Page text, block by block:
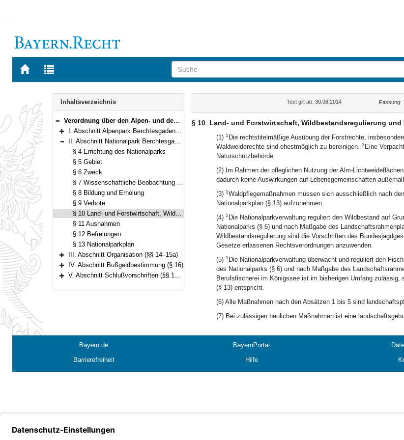
Zur
BAYERN.RECHT
Zur
letzten
Navigation
Inhaltsverzeichnis
Bereich reduzieren
Verordnung über den Alpen- und den Nationalpark Berchtesgaden in der Fassung der Bekanntmachung vom 16. Februar 1987 (GVBl. S. 63) BayRS 791-4-1-U (§§ 1–18)
Bereich erweitern
I. Abschnitt Alpenpark Berchtesgaden (§§ 1–3)
Bereich reduzieren
II. Abschnitt Nationalpark Berchtesgaden (§§ 4–13)
§ 4 Errichtung des Nationalparks
§ 5 Gebiet
§ 6 Zweck
§ 7 Wissenschaftliche Beobachtung und Forschung
§ 8 Bildung und Erholung
§ 9 Verbote
§ 10 Land- und Forstwirtschaft, Wildbestandsregulierung und Fischerei
§ 11 Ausnahmen
§ 12 Befreiungen
§ 13 Nationalparkplan
Bereich erweitern
III. Abschnitt Organisation (§§ 14–15a)
Bereich erweitern
IV. Abschnitt Bußgeldbestimmung (§ 16)
V. Abschnitt Schlußvorschriften (§§ 17–18)
Text gilt ab: 30.08.2014 Fassung:
§ 10 Land- und Forstwirtschaft, Wildbestandsregulierung und
(1) 1 Die rechtstitelmäßige Ausübung der Forstrechte,
Waldweiderechte sind ehestmöglich zu bereinigen. 3 Eine
Naturschutzbehörde.
(2) Im Rahmen der pfleglichen Nutzung der Alm-
dadurch keine Auswirkungen auf Lebensgemeinschaften
(3) 1Waldpflegemaßnahmen müssen sich ausschließlich nach
Nationalparkplan (§ 13) aufzunehmen.
(4) 1 Die Nationalparkverwaltung reguliert den Wildbestand auf
Nationalparks (§ 6) und nach Maßgabe des
Wildbestandsregulierung sind die Vorschriften des
Gesetze erlassenen Rechtsverordnungen anzuwenden.
(5) 1 Die Nationalparkverwaltung überwacht und reguliert den
des Nationalparks (§ 6) und nach Maßgabe des
Berufsfischerei im Königssee ist im bisherigen Umfang
(§ 13) entspricht.
(6) Alle Maßnahmen nach den Absätzen 1 bis 5 sind
(7) Bei zulässigen baulichen Maßnahmen ist eine
Bayern.de BayernPortal
Barrierefreiheit
Hilfe